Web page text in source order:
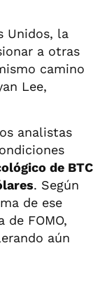
Unidos, la
a otras
camino
Lee,
analistas
de BTC
. Según
de ese
de FOMO,
aún